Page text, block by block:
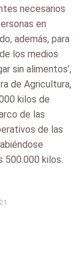
necesarios
en
además, para
los medios
sin alimentos’,
de Agricultura,
kilos de
de las
de las
500.000 kilos.